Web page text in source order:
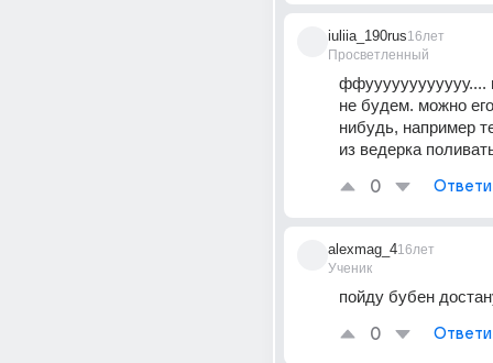
iuliia_190rus
Просветленный
16лет
ффуууууууууууу....
не будем. можно
нибудь, например
из ведерка
0
alexmag_4
Ученик
16лет
пойду бубен
0